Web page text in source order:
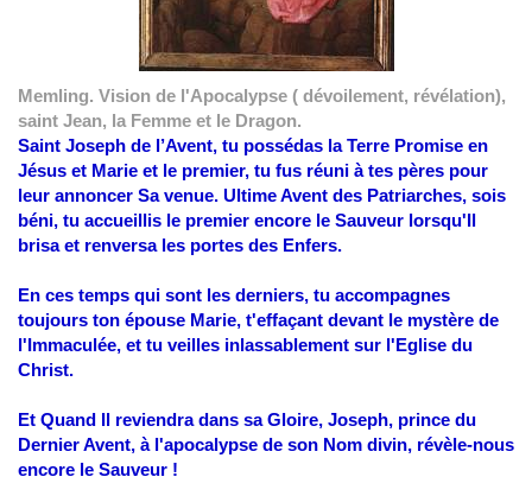
Memling. Vision de l'Apocalypse ( dévoilement, révélation),
saint Jean, la Femme et le Dragon.
Saint Joseph de l’Avent, tu possédas la Terre Promise en
Jésus et Marie et le premier, tu fus réuni à tes pères pour
leur annoncer Sa venue. Ultime Avent des Patriarches, sois
béni, tu accueillis le premier encore le Sauveur lorsqu'Il
brisa et renversa les portes des Enfers.
En ces temps qui sont les derniers, tu accompagnes
toujours ton épouse Marie, t'effaçant devant le mystère de
l'Immaculée, et tu veilles inlassablement sur l'Eglise du
Christ.
Et Quand Il reviendra dans sa Gloire, Joseph, prince du
Dernier Avent, à l'apocalypse de son Nom divin, révèle-nous
encore le Sauveur !